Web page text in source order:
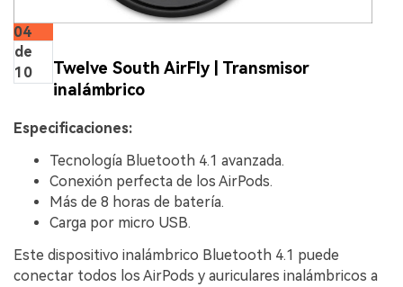
04
de
10
Twelve South AirFly | Transmisor
inalámbrico
Especificaciones:
Tecnología Bluetooth 4.1 avanzada.
Conexión perfecta de los AirPods.
Más de 8 horas de batería.
Carga por micro USB.
Este dispositivo inalámbrico Bluetooth 4.1 puede
conectar todos los AirPods y auriculares inalámbricos a